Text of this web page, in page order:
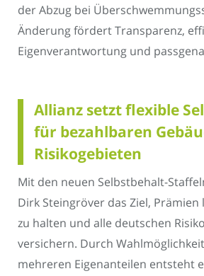
der Abzug bei
Änderung fördert Transparenz,
Eigenverantwortung und
Allianz setzt flexible
für bezahlbaren
Risikogebieten
Mit den neuen Selbstbehalt-
Dirk Steingröver das Ziel,
zu halten und alle deutschen
versichern. Durch
mehreren Eigenanteilen entsteht